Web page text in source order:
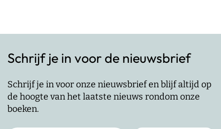
Schrijf je in voor de nieuwsbrief
Schrijf je in voor onze nieuwsbrief en blijf altijd op
de hoogte van het laatste nieuws rondom onze
boeken.